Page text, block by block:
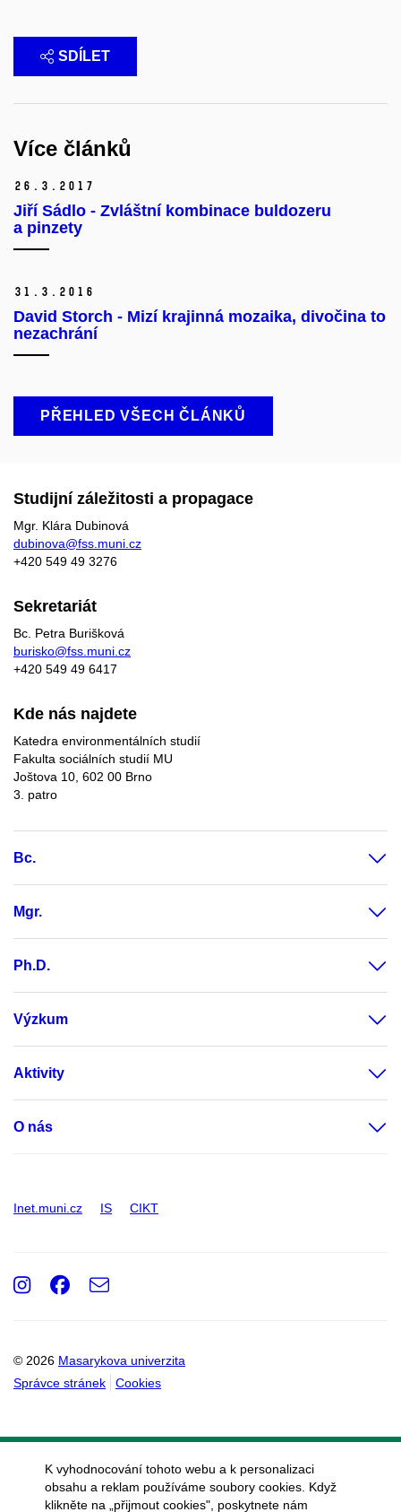
SDÍLET
Více článků
26. 3. 2017
Jiří Sádlo - Zvláštní kombinace buldozeru
a pinzety
31. 3. 2016
David Storch - Mizí krajinná mozaika, divočina to
nezachrání
PŘEHLED VŠECH ČLÁNKŮ
Studijní záležitosti a propagace
Mgr. Klára Dubinová
dubinova@fss.muni.cz
+420 549 49 3276
Sekretariát
Bc. Petra Burišková
burisko@fss.muni.cz
+420 549 49 6417
Kde nás najdete
Katedra environmentálních studií
Fakulta sociálních studií MU
Joštova 10, 602 00 Brno
3. patro
Bc.
Mgr.
Ph.D.
Výzkum
Aktivity
O nás
Inet.muni.cz IS CIKT
© 2026 Masarykova univerzita
Správce stránek
Cookies
Instagram
Facebook
e-
K vyhodnocování tohoto webu a k personalizaci
obsahu a reklam používáme soubory cookies. Když
klikněte na „přijmout cookies", poskytnete nám